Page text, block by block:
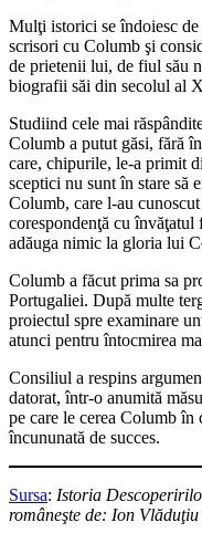
Mulţi istorici se îndoiesc
scrisori cu Columb şi
de prietenii lui, de fiul său
biografii săi din secolul al
Studiind cele mai
Columb a putut găsi, fără
care, chipurile, le-a primit
sceptici nu sunt în stare să
Columb, care l-au cunoscut
corespondenţă cu
adăuga nimic la gloria lui
Columb a făcut prima sa
Portugaliei. După multe
proiectul spre examinare
atunci pentru întocmirea
Consiliul a respins
datorat, într-o anumită
pe care le cerea Columb în
încununată de succes.
Sursa: Istoria
româneşte de: Ion